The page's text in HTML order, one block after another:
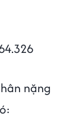
nặng